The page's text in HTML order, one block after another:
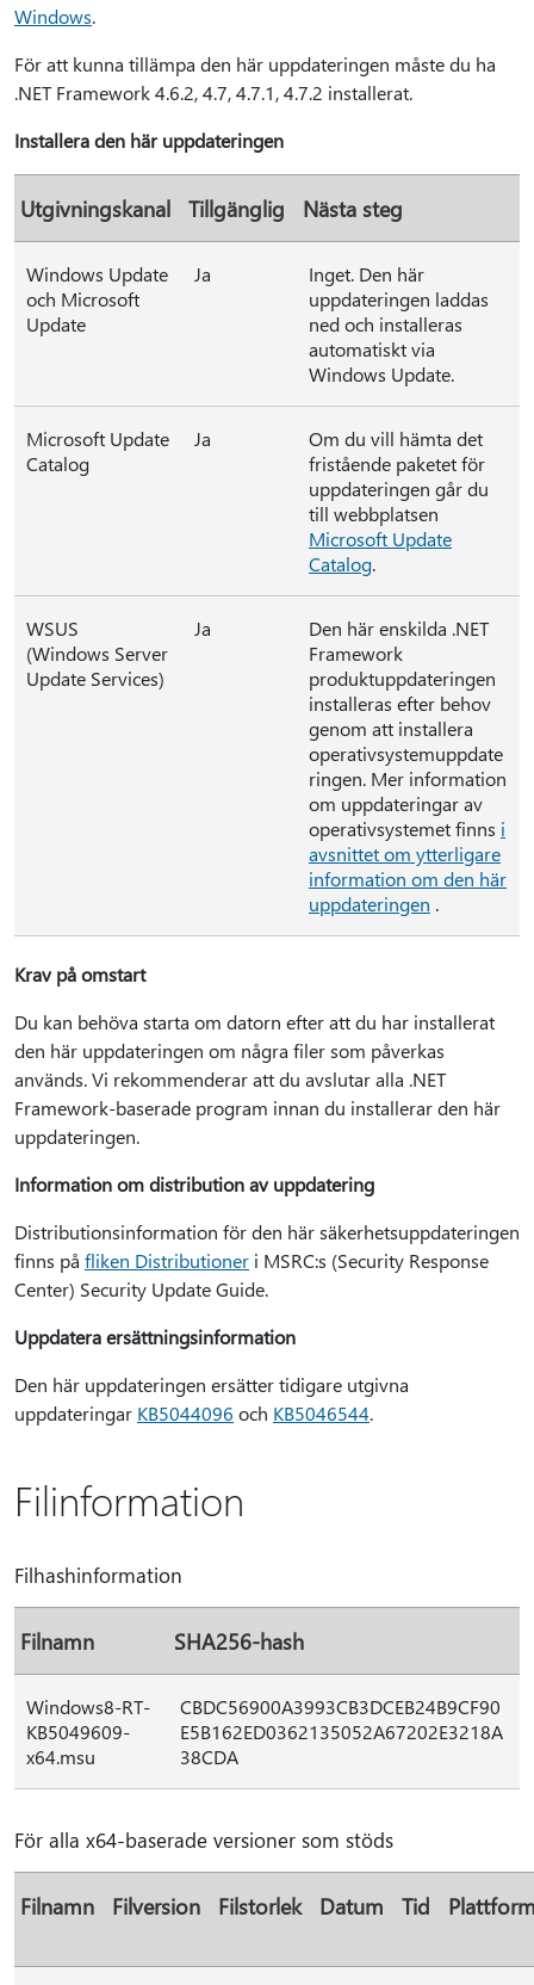
Windows.
För att kunna tillämpa den här uppdateringen måste du ha
.NET Framework 4.6.2, 4.7, 4.7.1, 4.7.2 installerat.
Installera den här uppdateringen
Utgivningskanal Tillgänglig Nästa steg
Windows Update
och Microsoft
Update
Ja
Inget. Den här
uppdateringen laddas
ned och installeras
automatiskt via
Windows Update.
Microsoft Update
Catalog
Ja
Om du vill hämta det
fristående paketet för
uppdateringen går du
till webbplatsen
Microsoft Update
Catalog.
WSUS
(Windows Server
Update Services)
Ja
Den här enskilda .NET
Framework
produktuppdateringen
installeras efter behov
genom att installera
operativsystemuppdate
ringen. Mer information
om uppdateringar av
operativsystemet finns i
avsnittet om ytterligare
information om den här
uppdateringen .
Krav på omstart
Du kan behöva starta om datorn efter att du har installerat
den här uppdateringen om några filer som påverkas
används. Vi rekommenderar att du avslutar alla .NET
Framework-baserade program innan du installerar den här
uppdateringen.
Information om distribution av uppdatering
Distributionsinformation för den här säkerhetsuppdateringen
finns på fliken Distributioner i MSRC:s (Security Response
Center) Security Update Guide.
Uppdatera ersättningsinformation
Den här uppdateringen ersätter tidigare utgivna
uppdateringar KB5044096 och KB5046544.
Filinformation
Filhashinformation
Filnamn SHA256-hash
Windows8-RT-
KB5049609-
x64.msu
CBDC56900A3993CB3DCEB24B9CF90
E5B162ED0362135052A67202E3218A
38CDA
För alla x64-baserade versioner som stöds
Filnamn Filversion Filstorlek Datum Tid